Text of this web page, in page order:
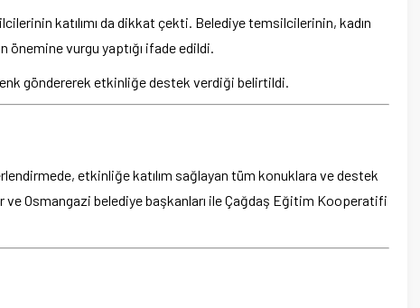
katılımı da dikkat çekti. Belediye temsilcilerinin, kadın
önemine vurgu yaptığı ifade edildi.
göndererek etkinliğe destek verdiği belirtildi.
etkinliğe katılım sağlayan tüm konuklara ve destek
Osmangazi belediye başkanları ile Çağdaş Eğitim Kooperatifi